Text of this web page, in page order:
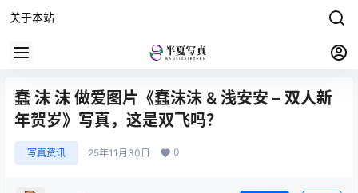
关于本站
蠢 沫 沫 做爱图片《蠢沫沫 & 浅安安 – 双人新
年贺岁》写真，这是双飞吗？
写真资讯 25年11月30日 0